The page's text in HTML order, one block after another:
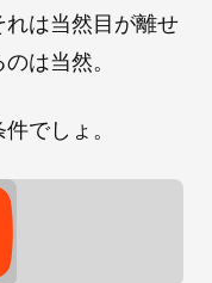
は当然目が離せ
は当然。
でしょ。